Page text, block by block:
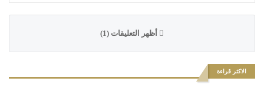
أظهر التعليقات (1)
الاكثر قراءة